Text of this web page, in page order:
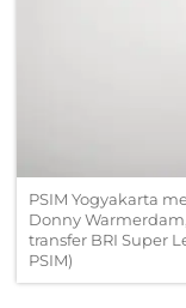
PSIM Yogyakarta
Donny
transfer BRI Super
PSIM)